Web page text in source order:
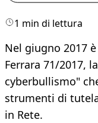
1 min di lettura
Nel giugno 2017
Ferrara 71/2017,
cyberbullismo"
strumenti di
in Rete.